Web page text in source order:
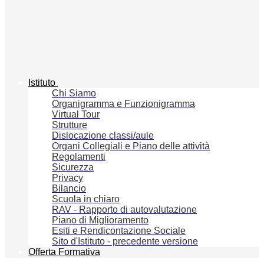
Istituto
Chi Siamo
Organigramma e Funzionigramma
Virtual Tour
Strutture
Dislocazione classi/aule
Organi Collegiali e Piano delle attività
Regolamenti
Sicurezza
Privacy
Bilancio
Scuola in chiaro
RAV - Rapporto di autovalutazione
Piano di Miglioramento
Esiti e Rendicontazione Sociale
Sito d'Istituto - precedente versione
Offerta Formativa